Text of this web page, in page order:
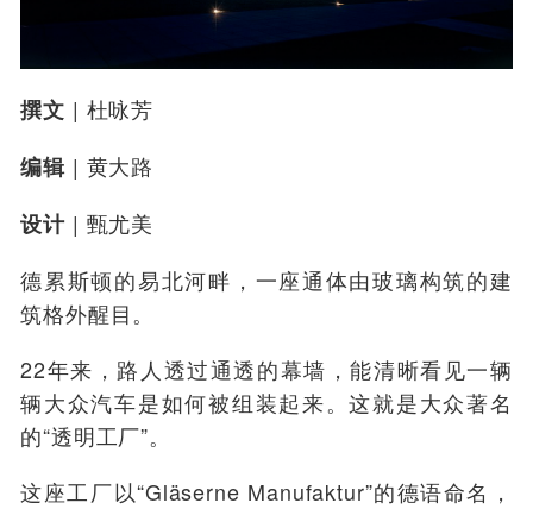
撰文 | 杜咏芳
编辑 | 黄大路
设计 | 甄尤美
德累斯顿的易北河畔，一座通体由玻璃构筑的建
筑格外醒目。
22年来，路人透过通透的幕墙，能清晰看见一辆
辆大众汽车是如何被组装起来。这就是大众著名
的“透明工厂”。
这座工厂以“Gläserne Manufaktur”的德语命名，